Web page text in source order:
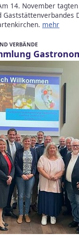
14. November
mehr
VERBÄNDE